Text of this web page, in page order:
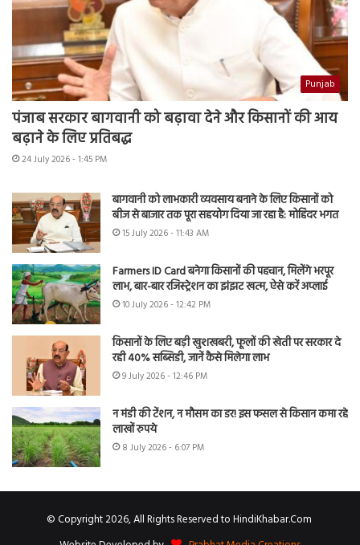
Punjab
पंजाब सरकार बागवानी को बढ़ावा देने और किसानों की आय
बढ़ाने के लिए प्रतिबद्ध
24 July 2026 - 1:45 PM
बागवानी को लाभकारी व्यवसाय बनाने के लिए किसानों को
बीज से बाजार तक पूरा सहयोग दिया जा रहा है: मोहिंदर भगत
15 July 2026 - 11:43 AM
Farmers ID Card बनेगा किसानों की पहचान, मिलेंगे भरपूर
लाभ, बार-बार रजिस्ट्रेशन का झंझट खत्म, ऐसे करें अप्लाई
10 July 2026 - 12:42 PM
किसानों के लिए बड़ी खुशखबरी, फूलों की खेती पर सरकार दे
रही 40% सब्सिडी, जानें कैसे मिलेगा लाभ
9 July 2026 - 12:46 PM
न मंडी की टेंशन, न मौसम का डर! इस फसल से किसान कमा रहे
लाखों रुपये
8 July 2026 - 6:07 PM
© Copyright 2026, All Rights Reserved to HindiKhabar.Com